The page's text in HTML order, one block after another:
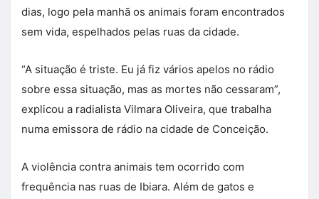
dias, logo pela manhã os animais foram encontrados
sem vida, espelhados pelas ruas da cidade.
“A situação é triste. Eu já fiz vários apelos no rádio
sobre essa situação, mas as mortes não cessaram”,
explicou a radialista Vilmara Oliveira, que trabalha
numa emissora de rádio na cidade de Conceição.
A violência contra animais tem ocorrido com
frequência nas ruas de Ibiara. Além de gatos e